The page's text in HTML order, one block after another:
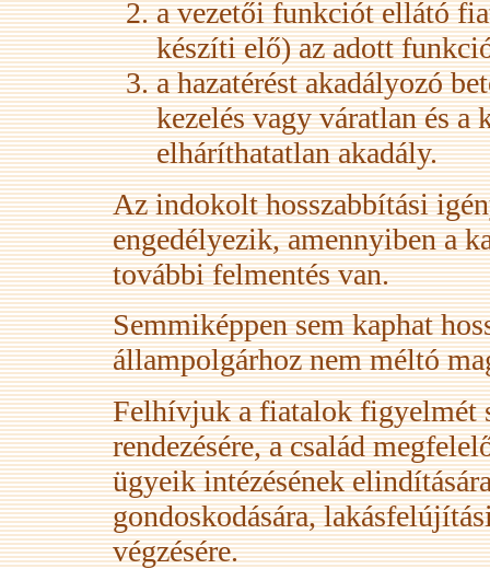
a vezetői funkciót ellátó
készíti elő) az adott
a hazatérést akadályozó
kezelés vagy váratlan és
elháríthatatlan akadály.
Az indokolt hosszabbítási
engedélyezik, amennyiben a
további felmentés van.
Semmiképpen sem kaphat
állampolgárhoz nem méltó
Felhívjuk a fiatalok figyelmét
rendezésére, a család
ügyeik intézésének
gondoskodására,
végzésére.